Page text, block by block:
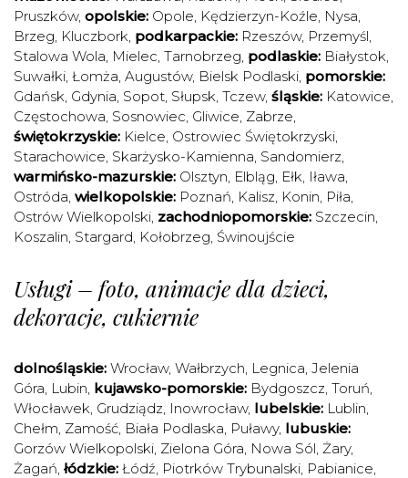
Pruszków, opolskie: Opole, Kędzierzyn-Koźle, Nysa,
Brzeg, Kluczbork, podkarpackie: Rzeszów, Przemyśl,
Stalowa Wola, Mielec, Tarnobrzeg, podlaskie: Białystok,
Suwałki, Łomża, Augustów, Bielsk Podlaski, pomorskie:
Gdańsk, Gdynia, Sopot, Słupsk, Tczew, śląskie: Katowice,
Częstochowa, Sosnowiec, Gliwice, Zabrze,
świętokrzyskie: Kielce, Ostrowiec Świętokrzyski,
Starachowice, Skarżysko-Kamienna, Sandomierz,
warmińsko-mazurskie: Olsztyn, Elbląg, Ełk, Iława,
Ostróda, wielkopolskie: Poznań, Kalisz, Konin, Piła,
Ostrów Wielkopolski, zachodniopomorskie: Szczecin,
Koszalin, Stargard, Kołobrzeg, Świnoujście
Usługi – foto, animacje dla dzieci,
dekoracje, cukiernie
dolnośląskie: Wrocław, Wałbrzych, Legnica, Jelenia
Góra, Lubin, kujawsko-pomorskie: Bydgoszcz, Toruń,
Włocławek, Grudziądz, Inowrocław, lubelskie: Lublin,
Chełm, Zamość, Biała Podlaska, Puławy, lubuskie:
Gorzów Wielkopolski, Zielona Góra, Nowa Sól, Żary,
Żagań, łódzkie: Łódź, Piotrków Trybunalski, Pabianice,